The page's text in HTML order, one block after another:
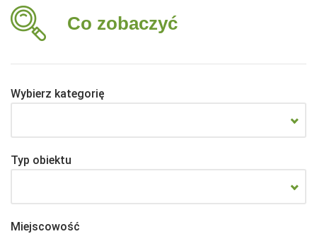
Co zobaczyć
Wybierz kategorię
Typ obiektu
Miejscowość